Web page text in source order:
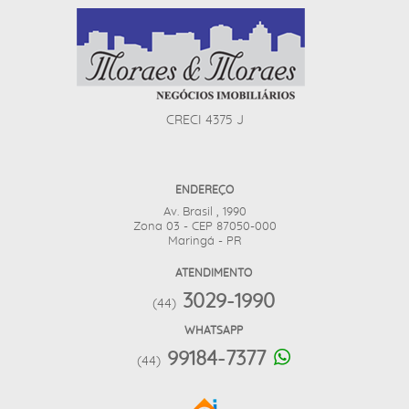
CRECI 4375 J
ENDEREÇO
Av. Brasil , 1990
Zona 03 - CEP 87050-000
Maringá - PR
ATENDIMENTO
(44) 3029-1990
WHATSAPP
(44) 99184-7377